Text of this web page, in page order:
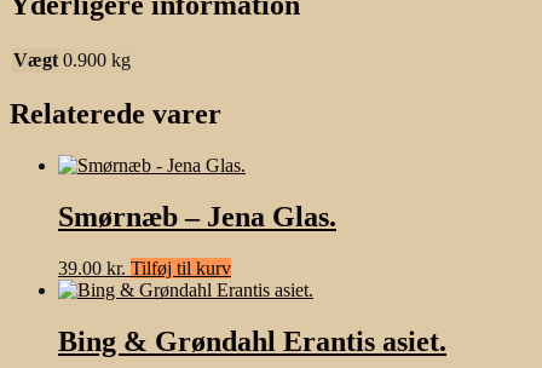
Vægt 0.900 kg
Relaterede varer
Smørnæb – Jena Glas.
39.00 kr. Tilføj til kurv
Bing & Grøndahl Erantis asiet.